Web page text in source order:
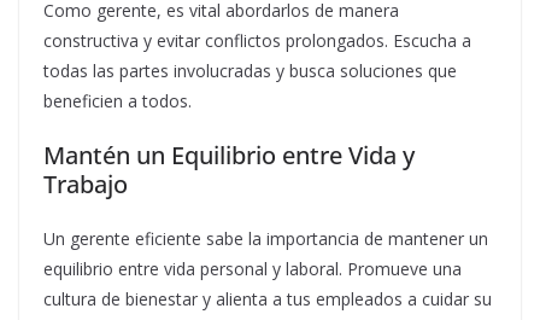
Como gerente, es vital abordarlos de manera
constructiva y evitar conflictos prolongados. Escucha a
todas las partes involucradas y busca soluciones que
beneficien a todos.
Mantén un Equilibrio entre Vida y
Trabajo
Un gerente eficiente sabe la importancia de mantener un
equilibrio entre vida personal y laboral. Promueve una
cultura de bienestar y alienta a tus empleados a cuidar su